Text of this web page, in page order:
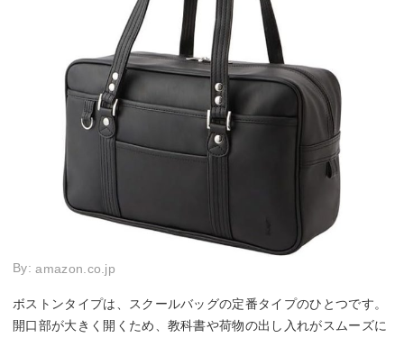
By:amazon.co.jp
ボストンタイプは、スクールバッグの定番タイプのひとつです。
開口部が大きく開くため、教科書や荷物の出し入れがスムーズに